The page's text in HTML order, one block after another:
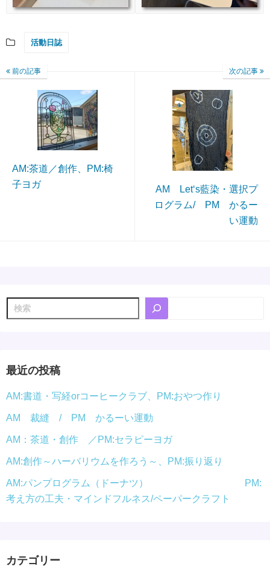
活動日誌
前の記事
AM:茶道／創作、PM:椅
子ヨガ
次の記事
AM Let‘s藍染・選択プ
ログラム/ PM かるー
い運動
検
索
最近の投稿
AM:書道・写経orコーヒークラブ、PM:おやつ作り
AM 裁縫 / PM かるーい運動
AM：茶道・創作 ／PM:セラピーヨガ
AM:創作～ハーバリウムを作ろう～、PM:振り返り
AM:パンプログラム（ドーナツ） PM:
考え方の工夫・マインドフルネス/ペーパークラフト
カテゴリー